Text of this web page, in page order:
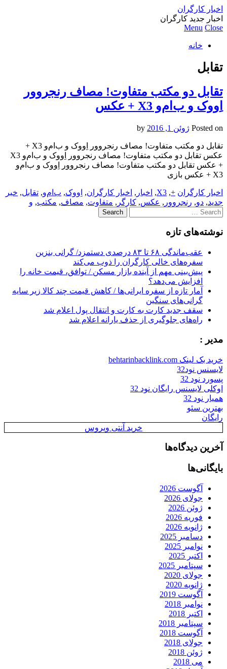
اخبار کارگران
اخبار جدید کارگران
Menu Close
خانه
تقابل
تقابل دو مکتب متفاوت! مصاف رنجروور
اِووک و ب‌ام‌و X3 + عکس
Posted on ژوئن 1, 2016
تقابل دو مکتب متفاوت! مصاف رنجروور اِووک و ب‌ام‌و X3 +
عکس تقابل دو مکتب متفاوت! مصاف رنجروور اِووک و ب‌ام‌و X3
+ عکس تقابل دو مکتب متفاوت! مصاف رنجروور اِووک و ب‌ام‌و
X3 + عکس بازی
اخبار کارگران +
,
X3
, اخبار , اخبار کارگران, اِووک, ب‌ام‌و, تقابل, خبر
جدید, دو, رنجروور , عکس, کارگر , متفاوت, مصاف, مکتب, و
Search
for:
نوشته‌های تازه
عقب‌ماندگی ۶۸ تا ۸۳ درصدی دستمزد/ گرانی بنزین
سفره‌های خالی کارگران را ذوب می‌کند
پیش‌بینی مهم از آینده بازار مسکن / توافق، قیمت خانه را
افزایش می‌دهد؟
آمار تازه از سفره ایرانی‌ها / کاهش قیمت چند کالا زیر سایه
گرانی‌های سنگین
سقف جدید کارت به کارت و انتقال پول اعلام شد
راه‌های جلوگیری از حذف یارانه اعلام شد
مدیر :
خرید بک لینک behtarinbacklink.com
لایسنس نود32
پسورد نود 32
اوکلی لایسنس رایگان نود 32
همیار نود 32
بهترین سئو
رایگان
خرید آنتی ویروس
آخرین دیدگاه‌ها
بایگانی‌ها
آگوست 2026
جولای 2026
ژوئن 2026
فوریه 2026
ژانویه 2026
دسامبر 2025
نوامبر 2025
اکتبر 2025
سپتامبر 2025
جولای 2020
ژانویه 2020
آگوست 2019
نوامبر 2018
اکتبر 2018
سپتامبر 2018
آگوست 2018
جولای 2018
ژوئن 2018
می 2018